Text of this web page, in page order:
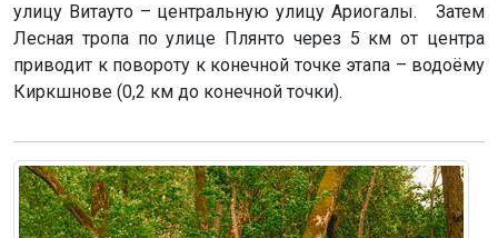
улицу Витауто – центральную улицу Ариогалы. Затем
Лесная тропа по улице Плянто через 5 км от центра
приводит к повороту к конечной точке этапа – водоёму
Киркшнове (0,2 км до конечной точки).